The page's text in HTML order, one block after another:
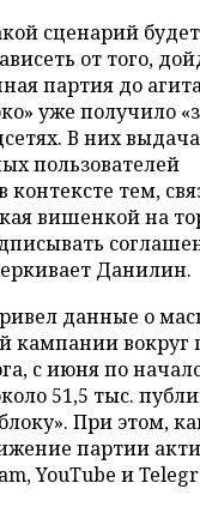
сценарий
от того,
партия до
уже получило
В них
пользователей
контексте тем,
вишенкой на
Данилин.
данные о
кампании вокруг
с июня по
51,5 тыс.
При этом,
партии
YouTube и